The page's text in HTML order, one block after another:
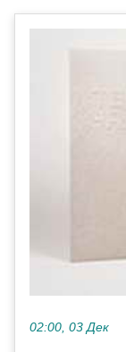
02:00, 03 Дек